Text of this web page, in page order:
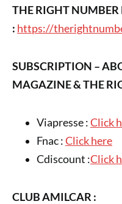
THE RIGHT
: https://
SUBSCRIPTION –
MAGAZINE & THE
Viapresse :Click
Fnac :Click here
Cdiscount :Click
CLUB AMILCAR :